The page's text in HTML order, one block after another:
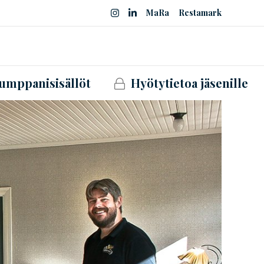
MaRa Restamark
Hyötytietoa jäsenille